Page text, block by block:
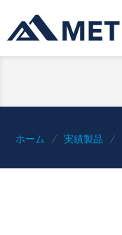
ホーム 実績製品